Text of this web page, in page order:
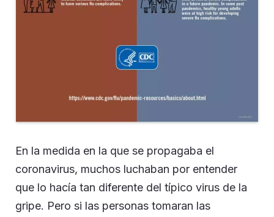
En la medida en la que se propagaba el
coronavirus, muchos luchaban por entender
que lo hacía tan diferente del típico virus de la
gripe. Pero si las personas tomaran las